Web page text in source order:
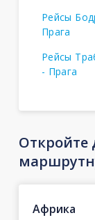
Рейсы
Прага
Рейсы
- Прага
Откройте
Африка